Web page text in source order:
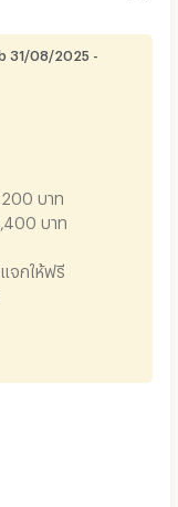
31/08/2025 -
บาท
บาท
ท เราแจกให้ฟรี